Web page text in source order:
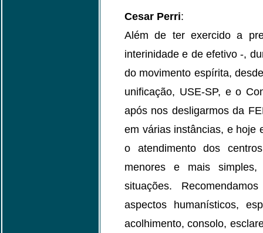
Cesar Perri:
Além de ter exercido a
interinidade e de efetivo -,
do movimento espírita,
unificação, USE-SP, e o
após nos desligarmos da
em várias instâncias, e hoje
o atendimento dos
menores e mais
situações.
aspectos humanísticos,
acolhimento, consolo,